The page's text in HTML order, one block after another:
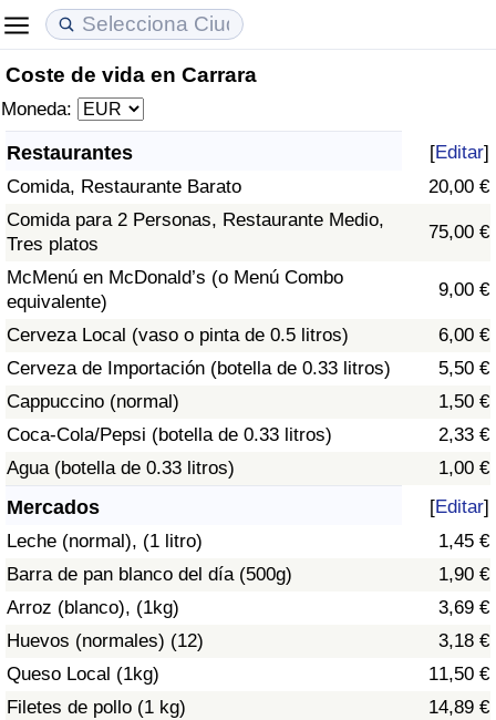
Coste de vida en Carrara
Moneda:
Restaurantes [Editar]
Comida, Restaurante Barato
20,00 €
Comida para 2 Personas, Restaurante Medio,
Tres platos
75,00 €
McMenú en McDonald’s (o Menú Combo
equivalente)
9,00 €
Cerveza Local (vaso o pinta de 0.5 litros)
6,00 €
Cerveza de Importación (botella de 0.33 litros)
5,50 €
Cappuccino (normal)
1,50 €
Coca-Cola/Pepsi (botella de 0.33 litros)
2,33 €
Agua (botella de 0.33 litros)
1,00 €
Mercados [Editar]
Leche (normal), (1 litro)
1,45 €
Barra de pan blanco del día (500g)
1,90 €
Arroz (blanco), (1kg)
3,69 €
Huevos (normales) (12)
3,18 €
Queso Local (1kg)
11,50 €
Filetes de pollo (1 kg)
14,89 €
Coste de vida
Índice de Costo de Vida
Índice de costo de vida por país
en aqaba
Precios de las propiedades
Índice de Precios de Inmuebles
Índice de Precios de Inmuebles por País
Calidad de Vida
Índice de Calidad de Vida (Actual)
Índice de calidad de vida por país
Delincuencia
Calificación del Índice de Criminalidad
(Actual)
Índice de Criminalidad
Índice de criminalidad por país
Sanidad
Índice de Sanidad (Actual)
Índice de Sanidad